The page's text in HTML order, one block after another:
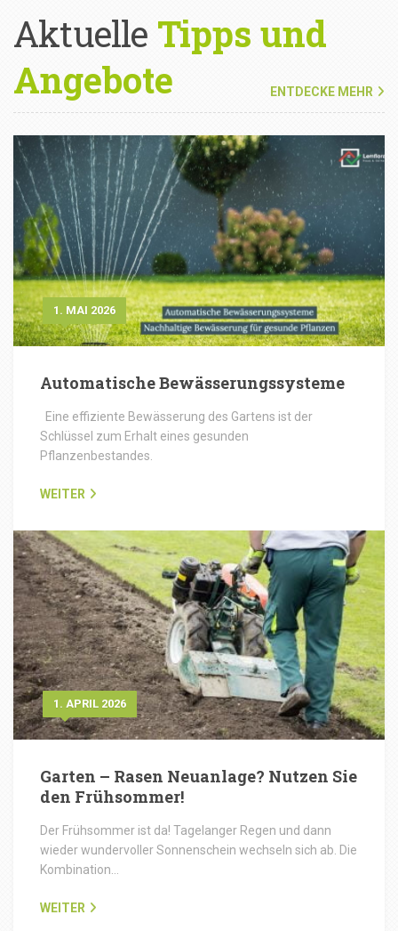
Aktuelle Tipps und
Angebote
ENTDECKE MEHR
1. MAI 2026
Automatische Bewässerungssysteme
Eine effiziente Bewässerung des Gartens ist der
Schlüssel zum Erhalt eines gesunden
Pflanzenbestandes.
WEITER
1. APRIL 2026
Garten – Rasen Neuanlage? Nutzen Sie
den Frühsommer!
Der Frühsommer ist da! Tagelanger Regen und dann
wieder wundervoller Sonnenschein wechseln sich ab. Die
Kombination…
WEITER